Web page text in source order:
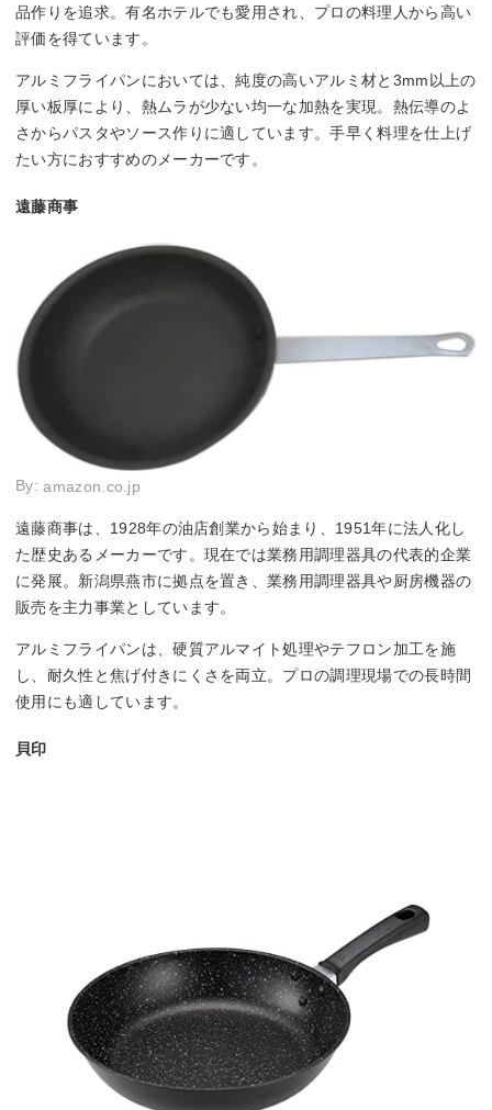
品作りを追求。有名ホテルでも愛用され、プロの料理人から高い
評価を得ています。
アルミフライパンにおいては、純度の高いアルミ材と3mm以上の
厚い板厚により、熱ムラが少ない均一な加熱を実現。熱伝導のよ
さからパスタやソース作りに適しています。手早く料理を仕上げ
たい方におすすめのメーカーです。
遠藤商事
By:amazon.co.jp
遠藤商事は、1928年の油店創業から始まり、1951年に法人化し
た歴史あるメーカーです。現在では業務用調理器具の代表的企業
に発展。新潟県燕市に拠点を置き、業務用調理器具や厨房機器の
販売を主力事業としています。
アルミフライパンは、硬質アルマイト処理やテフロン加工を施
し、耐久性と焦げ付きにくさを両立。プロの調理現場での長時間
使用にも適しています。
貝印